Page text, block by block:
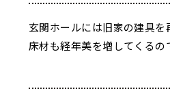
玄関ホールには旧家の建具
床材も経年美を増してくるの